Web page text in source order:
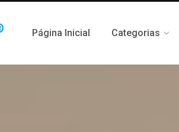
Página Inicial Categorias